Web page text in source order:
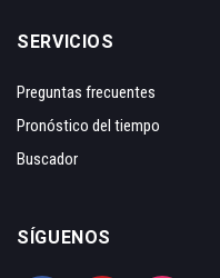
SERVICIOS
Preguntas frecuentes
Pronóstico del tiempo
Buscador
SÍGUENOS